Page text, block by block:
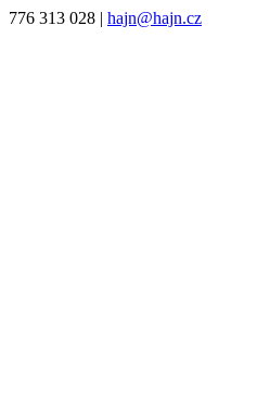
776 313 028 | hajn@hajn.cz